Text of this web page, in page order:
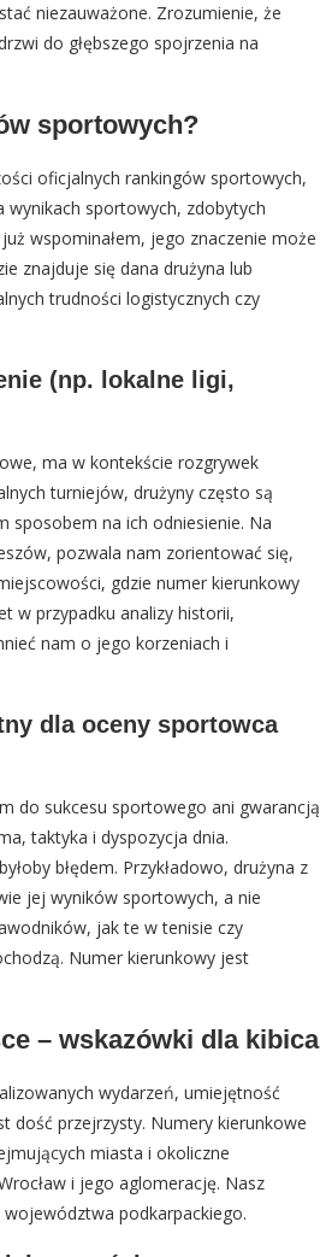
niezauważone. Zrozumienie, że
do głębszego spojrzenia na
sportowych?
oficjalnych rankingów sportowych,
wynikach sportowych, zdobytych
wspominałem, jego znaczenie może
znajduje się dana drużyna lub
trudności logistycznych czy
(np. lokalne ligi,
ma w kontekście rozgrywek
turniejów, drużyny często są
sposobem na ich odniesienie. Na
pozwala nam zorientować się,
gdzie numer kierunkowy
w przypadku analizy historii,
nam o jego korzeniach i
dla oceny sportowca
do sukcesu sportowego ani gwarancją
taktyka i dyspozycja dnia.
błędem. Przykładowo, drużyna z
jej wyników sportowych, a nie
jak te w tenisie czy
Numer kierunkowy jest
– wskazówki dla kibica
wydarzeń, umiejętność
dość przejrzysty. Numery kierunkowe
miasta i okoliczne
i jego aglomerację. Nasz
województwa podkarpackiego.